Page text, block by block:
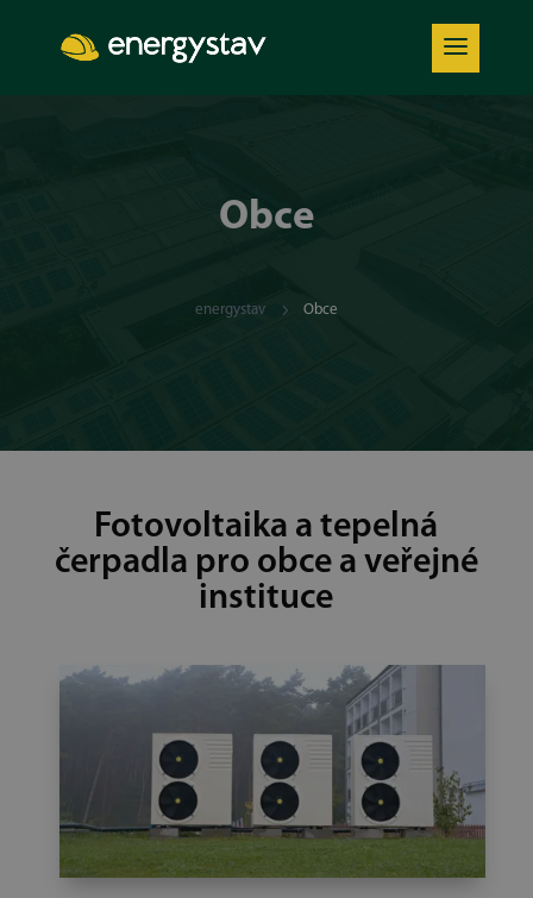
Obce
energystav 5 Obce
Fotovoltaika a tepelná
čerpadla pro obce a veřejné
instituce